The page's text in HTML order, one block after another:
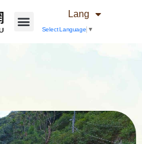
Lang
Select Language ▼